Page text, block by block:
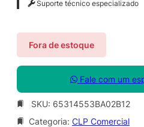
Suporte técnico especializado
Fora de estoque
Fale com um
SKU: 65314553BA02B12
Categoria: CLP Comercial